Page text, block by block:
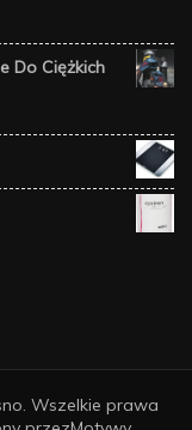
Do Ciężkich
. Wszelkie prawa